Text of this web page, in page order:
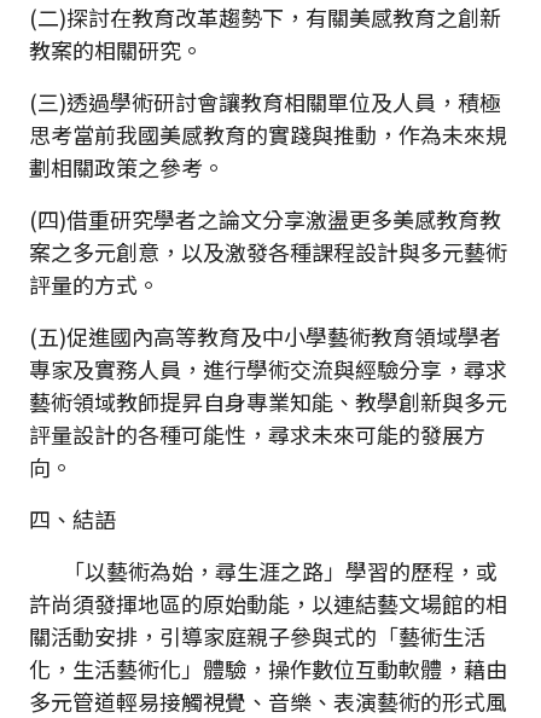
(二)探討在教育改革趨勢下，有關美感教育之創新
教案的相關研究。
(三)透過學術研討會讓教育相關單位及人員，積極
思考當前我國美感教育的實踐與推動，作為未來規
劃相關政策之參考。
(四)借重研究學者之論文分享激盪更多美感教育教
案之多元創意，以及激發各種課程設計與多元藝術
評量的方式。
(五)促進國內高等教育及中小學藝術教育領域學者
專家及實務人員，進行學術交流與經驗分享，尋求
藝術領域教師提昇自身專業知能、教學創新與多元
評量設計的各種可能性，尋求未來可能的發展方
向。
四、結語
「以藝術為始，尋生涯之路」學習的歷程，或
許尚須發揮地區的原始動能，以連結藝文場館的相
關活動安排，引導家庭親子參與式的「藝術生活
化，生活藝術化」體驗，操作數位互動軟體，藉由
多元管道輕易接觸視覺、音樂、表演藝術的形式風